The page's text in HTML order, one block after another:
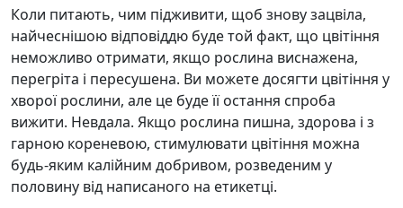
Коли питають, чим підживити, щоб знову зацвіла,
найчеснішою відповіддю буде той факт, що цвітіння
неможливо отримати, якщо рослина виснажена,
перегріта і пересушена. Ви можете досягти цвітіння у
хворої рослини, але це буде її остання спроба
вижити. Невдала. Якщо рослина пишна, здорова і з
гарною кореневою, стимулювати цвітіння можна
будь-яким калійним добривом, розведеним у
половину від написаного на етикетці.